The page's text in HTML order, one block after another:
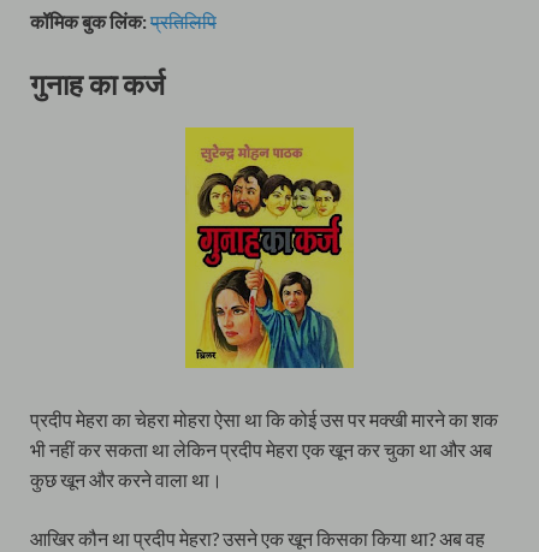
कॉमिक बुक लिंक:प्रतिलिपि
गुनाह का कर्ज
प्रदीप मेहरा का चेहरा मोहरा ऐसा था कि कोई उस पर मक्खी मारने का शक
भी नहीं कर सकता था लेकिन प्रदीप मेहरा एक खून कर चुका था और अब
कुछ खून और करने वाला था।
आखिर कौन था प्रदीप मेहरा? उसने एक खून किसका किया था? अब वह